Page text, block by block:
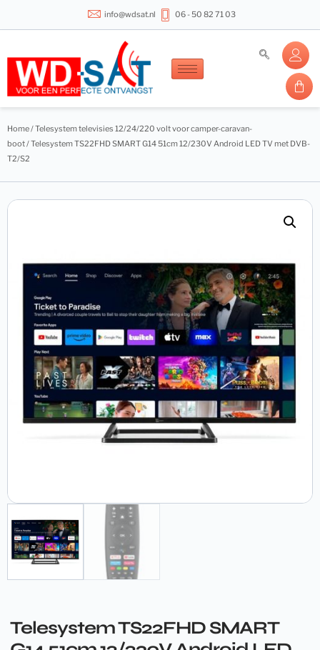
info@wdsat.nl 06 - 50 82 71 03
Home/Telesystem televisies 12/24/220 volt voor camper-caravan-
boot/ Telesystem TS22FHD SMART G14 51cm 12/230V Android LED TV met DVB-
T2/S2
Telesystem TS22FHD SMART